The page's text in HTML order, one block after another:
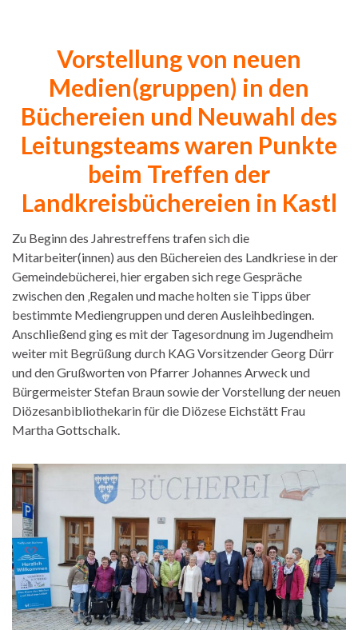
Vorstellung von neuen
Medien(gruppen) in den
Büchereien und Neuwahl des
Leitungsteams waren Punkte
beim Treffen der
Landkreisbüchereien in Kastl
Zu Beginn des Jahrestreffens trafen sich die
Mitarbeiter(innen) aus den Büchereien des Landkriese in der
Gemeindebücherei, hier ergaben sich rege Gespräche
zwischen den ‚Regalen und mache holten sie Tipps über
bestimmte Mediengruppen und deren Ausleihbedingen.
Anschließend ging es mit der Tagesordnung im Jugendheim
weiter mit Begrüßung durch KAG Vorsitzender Georg Dürr
und den Grußworten von Pfarrer Johannes Arweck und
Bürgermeister Stefan Braun sowie der Vorstellung der neuen
Diözesanbibliothekarin für die Diözese Eichstätt Frau
Martha Gottschalk.